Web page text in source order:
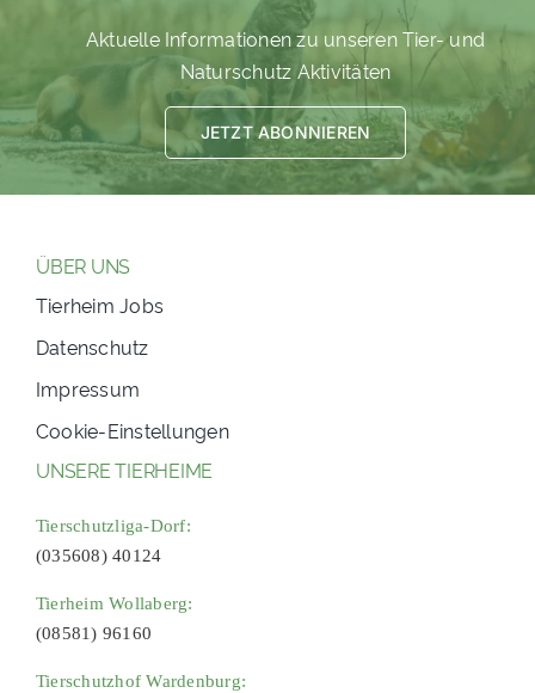
Aktuelle Informationen zu unseren Tier- und
Naturschutz Aktivitäten
JETZT ABONNIEREN
ÜBER UNS
Tierheim Jobs
Datenschutz
Impressum
Cookie-Einstellungen
UNSERE TIERHEIME
Tierschutzliga-Dorf:
(035608) 40124
Tierheim Wollaberg:
(08581) 96160
Tierschutzhof Wardenburg: